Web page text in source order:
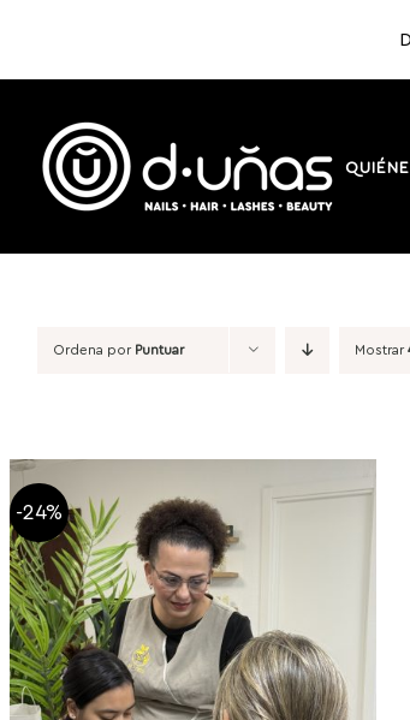
contenido
Ordena por Puntuar Mostrar
-24%